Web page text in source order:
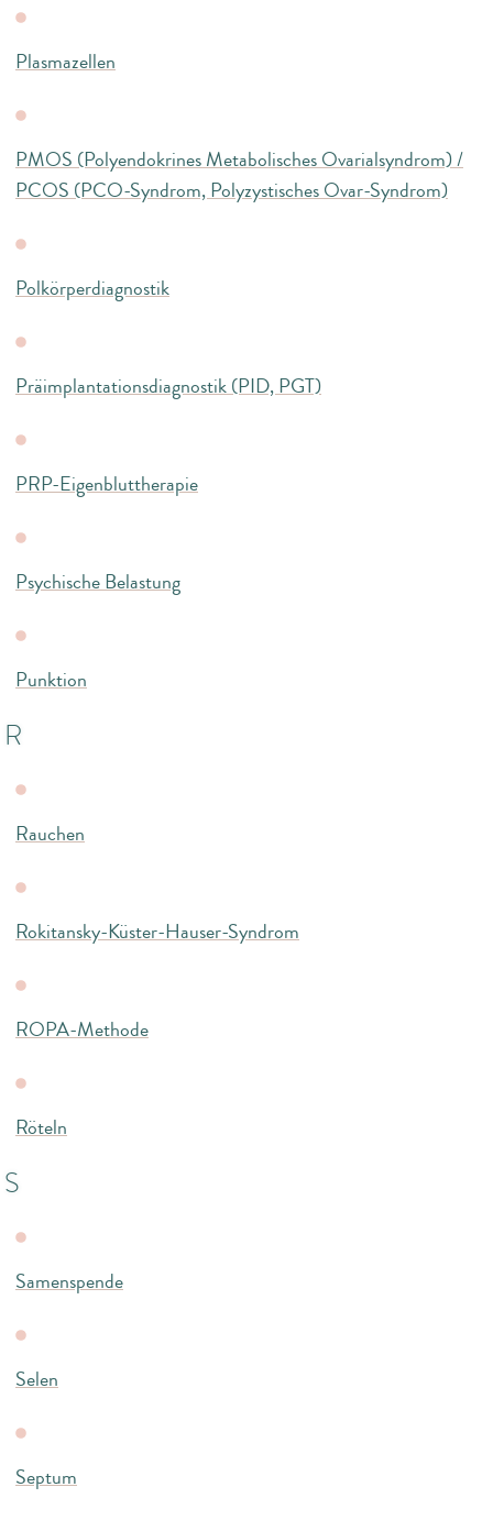
Plasmazellen
PMOS (Polyendokrines Metabolisches Ovarialsyndrom) /
PCOS (PCO-Syndrom, Polyzystisches Ovar-Syndrom)
Polkörperdiagnostik
Präimplantationsdiagnostik (PID, PGT)
PRP-Eigenbluttherapie
Psychische Belastung
Punktion
R
Rauchen
Rokitansky-Küster-Hauser-Syndrom
ROPA-Methode
Röteln
S
Samenspende
Selen
Septum